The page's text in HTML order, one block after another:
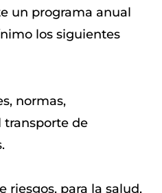
un programa anual
los siguientes
normas,
transporte de
riesgos, para la salud,